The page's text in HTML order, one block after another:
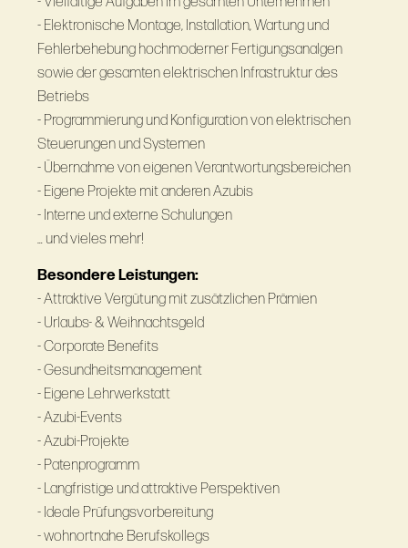
- Elektronische Montage, Installation, Wartung und
Fehlerbehebung hochmoderner Fertigungsanalgen
sowie der gesamten elektrischen Infrastruktur des
Betriebs
- Programmierung und Konfiguration von elektrischen
Steuerungen und Systemen
- Übernahme von eigenen Verantwortungsbereichen
- Eigene Projekte mit anderen Azubis
- Interne und externe Schulungen
… und vieles mehr!
Besondere Leistungen:
- Attraktive Vergütung mit zusätzlichen Prämien
- Urlaubs- & Weihnachtsgeld
- Corporate Benefits
- Gesundheitsmanagement
- Eigene Lehrwerkstatt
- Azubi-Events
- Azubi-Projekte
- Patenprogramm
- Langfristige und attraktive Perspektiven
- Ideale Prüfungsvorbereitung
- wohnortnahe Berufskollegs